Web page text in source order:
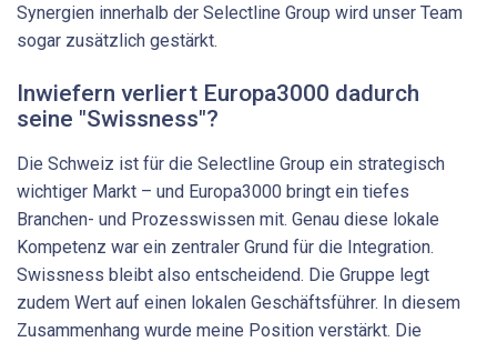
Synergien innerhalb der Selectline Group wird unser Team
sogar zusätzlich gestärkt.
Inwiefern verliert Europa3000 dadurch
seine "Swissness"?
Die Schweiz ist für die Selectline Group ein strategisch
wichtiger Markt – und Europa3000 bringt ein tiefes
Branchen- und Prozesswissen mit. Genau diese lokale
Kompetenz war ein zentraler Grund für die Integration.
Swissness bleibt also entscheidend. Die Gruppe legt
zudem Wert auf einen lokalen Geschäftsführer. In diesem
Zusammenhang wurde meine Position verstärkt. Die